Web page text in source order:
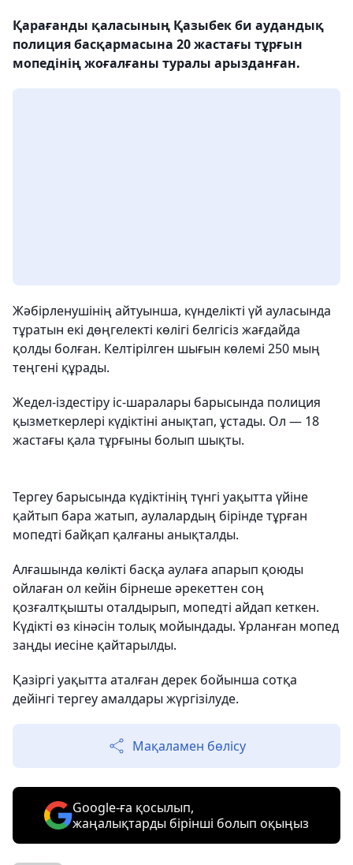
Қарағанды қаласының Қазыбек би аудандық
полиция басқармасына 20 жастағы тұрғын
мопедінің жоғалғаны туралы арызданған.
Жәбірленушінің айтуынша, күнделікті үй ауласында
тұратын екі дөңгелекті көлігі белгісіз жағдайда
қолды болған. Келтірілген шығын көлемі 250 мың
теңгені құрады.
Жедел-іздестіру іс-шаралары барысында полиция
қызметкерлері күдіктіні анықтап, ұстады. Ол — 18
жастағы қала тұрғыны болып шықты.
Тергеу барысында күдіктінің түнгі уақытта үйіне
қайтып бара жатып, аулалардың бірінде тұрған
мопедті байқап қалғаны анықталды.
Алғашында көлікті басқа аулаға апарып қоюды
ойлаған ол кейін бірнеше әрекеттен соң
қозғалтқышты оталдырып, мопедті айдап кеткен.
Күдікті өз кінәсін толық мойындады. Ұрланған мопед
заңды иесіне қайтарылды.
Қазіргі уақытта аталған дерек бойынша сотқа
дейінгі тергеу амалдары жүргізілуде.
Мақаламен бөлісу
Google-ға қосылып,
жаңалықтарды бірінші болып оқыңыз